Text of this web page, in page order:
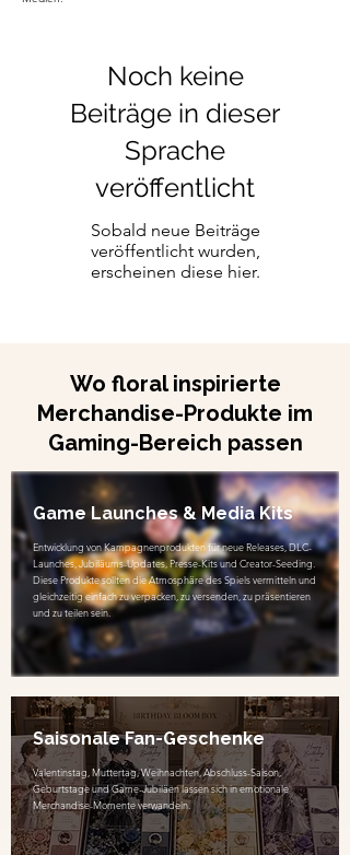
Noch keine
Beiträge in dieser
Sprache
veröffentlicht
Sobald neue Beiträge
veröffentlicht wurden,
erscheinen diese hier.
Wo floral inspirierte
Merchandise-Produkte im
Gaming-Bereich passen
Game Launches & Media Kits
Entwicklung von Kampagnenprodukten für neue Releases, DLC-
Launches, Jubiläums-Updates, Presse-Kits und Creator-Seeding.
Diese Produkte sollten die Atmosphäre des Spiels vermitteln und
gleichzeitig einfach zu verpacken, zu versenden, zu präsentieren
und zu teilen sein.
Saisonale Fan-Geschenke
Valentinstag, Muttertag, Weihnachten, Abschluss-Saison,
Geburtstage und Game-Jubiläen lassen sich in emotionale
Merchandise-Momente verwandeln.